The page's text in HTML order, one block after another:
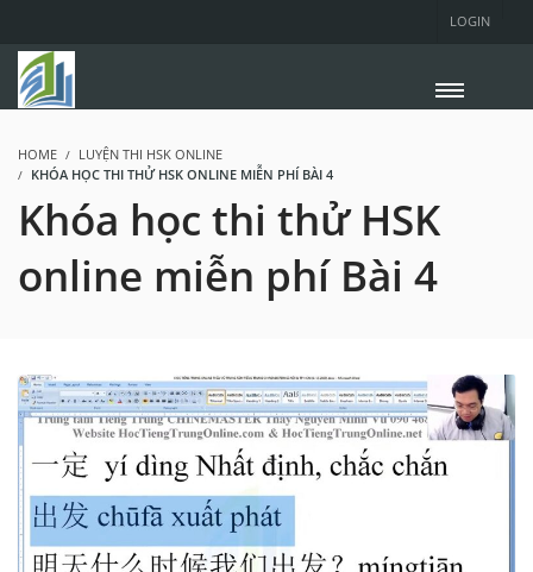
LOGIN
HOME
LUYỆN THI HSK ONLINE
KHÓA HỌC THI THỬ HSK ONLINE MIỄN PHÍ BÀI 4
Khóa học thi thử HSK
online miễn phí Bài 4